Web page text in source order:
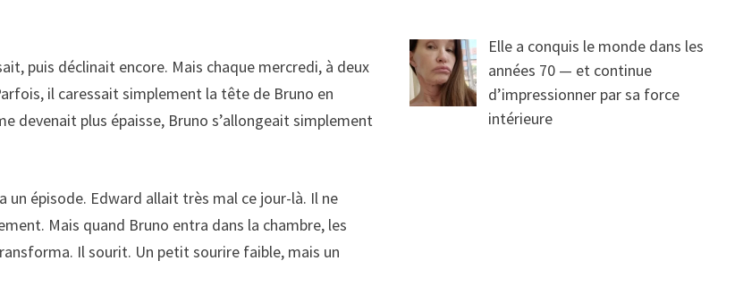
puis déclinait encore. Mais chaque mercredi, à deux
il caressait simplement la tête de Bruno en
devenait plus épaisse, Bruno s’allongeait simplement
un épisode. Edward allait très mal ce jour-là. Il ne
Mais quand Bruno entra dans la chambre, les
Il sourit. Un petit sourire faible, mais un
Elle a conquis le monde dans les
années 70 — et continue
d’impressionner par sa force
intérieure